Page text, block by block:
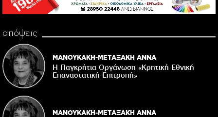
απόψεις
ΜΑΝΟΥΚΑΚΗ-ΜΕΤΑΞΑΚΗ ΑΝΝΑ
Η Παγκρήτια Οργάνωση «Κρητική Εθνική
Επαναστατική Eπιτροπή»
ΜΑΝΟΥΚΑΚΗ-ΜΕΤΑΞΑΚΗ ΑΝΝΑ